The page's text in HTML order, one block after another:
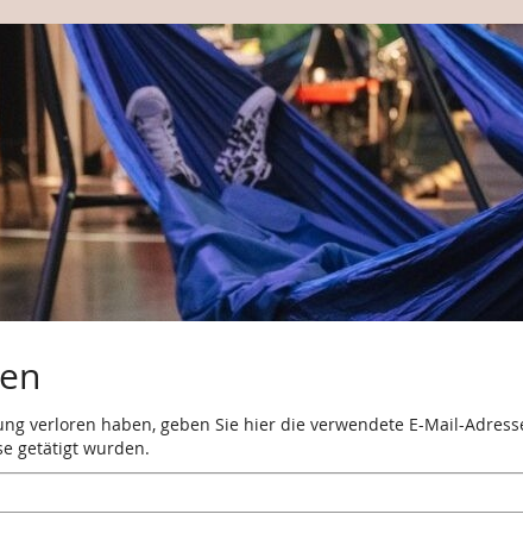
verloren haben, geben Sie hier die verwendete E-Mail-
getätigt wurden.